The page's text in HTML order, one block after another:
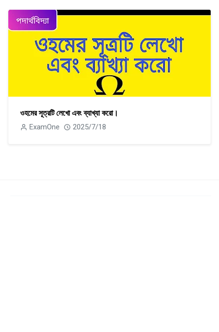
ওহমের সূত্রটি লেখাে এবং ব্যাখ্যা করাে।
ExamOne 2025/7/18